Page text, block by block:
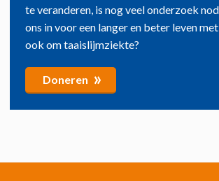
te veranderen, is nog veel onderzoek
ons in voor een langer en beter leven
ook om taaislijmziekte?
Doneren »